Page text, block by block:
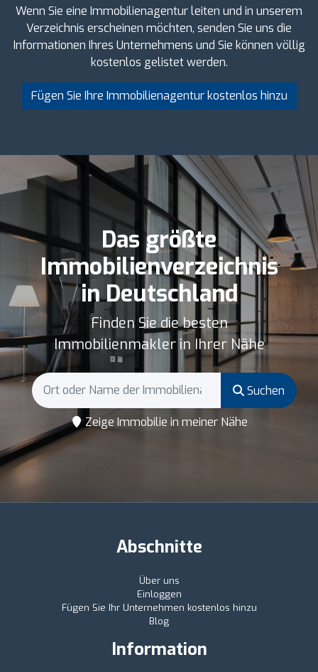
Wenn Sie eine Immobilienagentur leiten und in unserem
Verzeichnis erscheinen möchten, senden Sie uns die
Informationen Ihres Unternehmens und Sie können völlig
kostenlos gelistet werden.
Fügen Sie Ihre Immobilienagentur kostenlos hinzu
Das größte
Immobilienverzeichnis
in Deutschland
Finden Sie die besten
Immobilienmakler in Ihrer Nähe
Suchen
Zeige Immobilie in meiner Nähe
Abschnitte
Über uns
Einloggen
Fügen Sie Ihr Unternehmen kostenlos hinzu
Blog
Information